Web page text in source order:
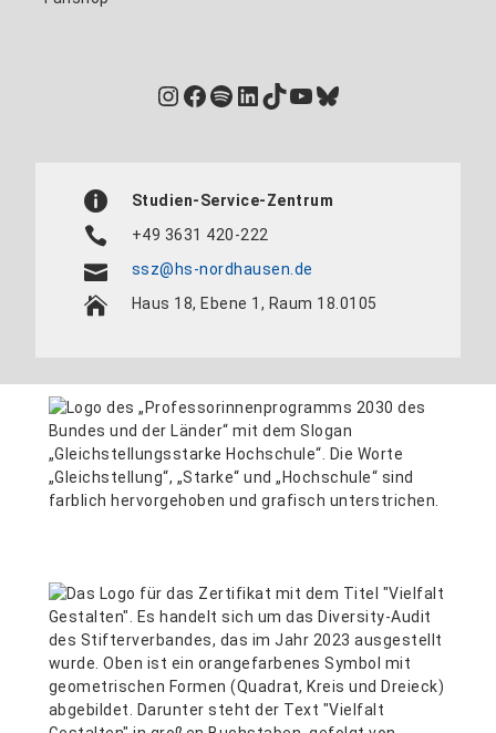
Instagram
Facebook
Spotify
LinkedIn
TikTok
YouTube
Bluesky
Studien-Service-Zentrum
+49 3631 420-222
ssz@hs-nordhausen.de
Haus 18, Ebene 1, Raum 18.0105